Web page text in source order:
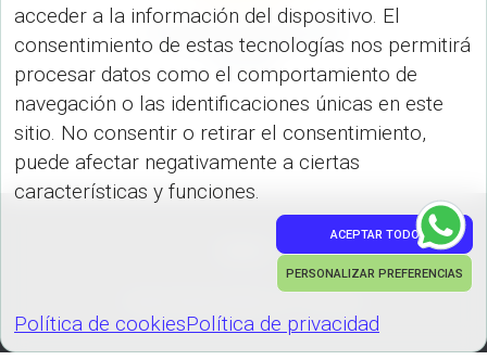
acceder a la información del dispositivo. El
consentimiento de estas tecnologías nos permitirá
procesar datos como el comportamiento de
navegación o las identificaciones únicas en este
sitio. No consentir o retirar el consentimiento,
puede afectar negativamente a ciertas
características y funciones.
ACEPTAR TODO
PERSONALIZAR PREFERENCIAS
Política de cookiesPolítica de privacidad
Paraguas Freerain 23″